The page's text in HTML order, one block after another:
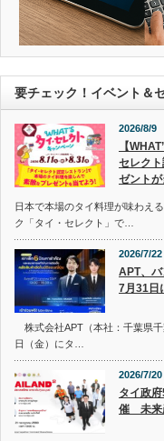
要チェック！イベント＆
2026/8/9
【
セレク
ゼントが
日本で本場のタイ料理が味わえ
ク「タイ・セレクト」で…
2026/7/22
APT、
7月31日
株式会社APT（本社：千葉県
日（金）にタ…
2026/7/20
タイ政
催 未来